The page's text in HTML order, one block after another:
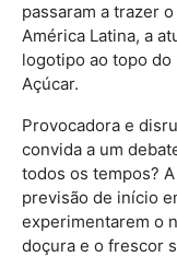
passaram a trazer
América Latina, a
logotipo ao topo do
Açúcar.
Provocadora e
convida a um
todos os tempos?
previsão de início
experimentarem o
doçura e o frescor